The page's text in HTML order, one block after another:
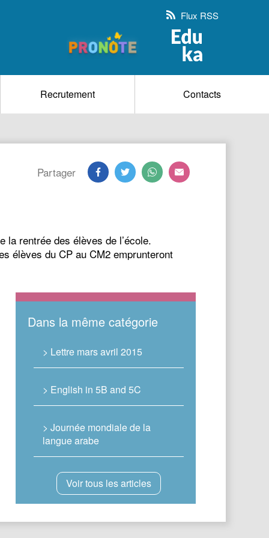
Flux RSS
Recrutement Contacts
Partager
la rentrée des élèves de l’école.
élèves du CP au CM2 emprunteront
Dans la même catégorie
> Lettre mars avril 2015
> English in 5B and 5C
> Journée mondiale de la
langue arabe
Voir tous les articles